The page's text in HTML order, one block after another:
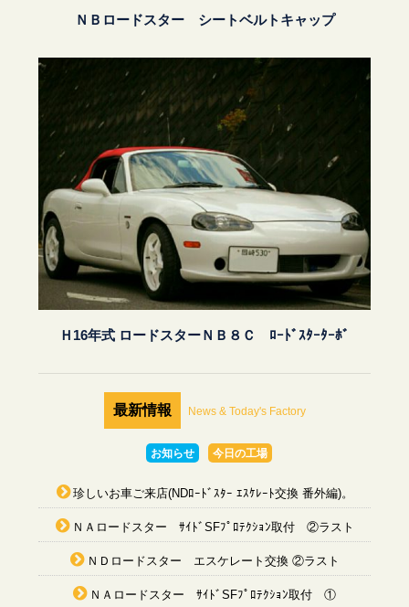
ＮＢロードスター シートベルトキャップ
Ｈ16年式 ロードスターＮＢ８Ｃ ﾛｰﾄﾞｽﾀｰﾀｰﾎﾞ
最新情報 News & Today's Factory
お知らせ 今日の工場
珍しいお車ご来店(NDﾛｰﾄﾞｽﾀｰ ｴｽｹﾚｰﾄ交換 番外編)。
ＮＡロードスター ｻｲﾄﾞSFﾌﾟﾛﾃｸｼｮﾝ取付 ②ラスト
ＮＤロードスター エスケレート交換 ②ラスト
ＮＡロードスター ｻｲﾄﾞSFﾌﾟﾛﾃｸｼｮﾝ取付 ①